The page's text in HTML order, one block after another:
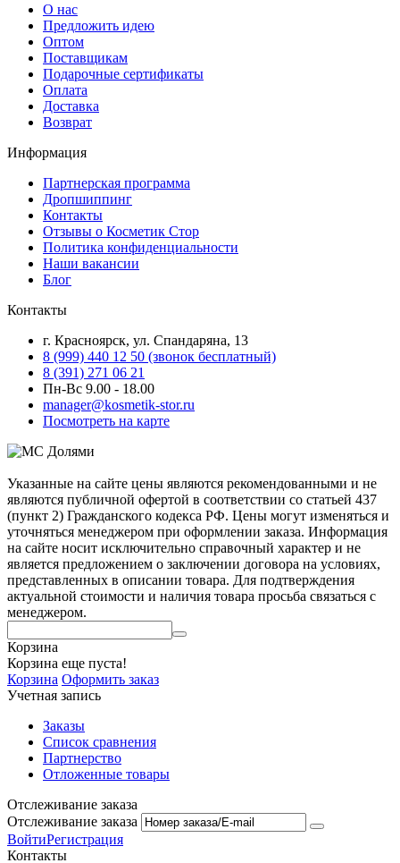
О нас
Предложить идею
Оптом
Поставщикам
Подарочные сертификаты
Оплата
Доставка
Возврат
Информация
Партнерская программа
Дропшиппинг
Контакты
Отзывы о Косметик Стор
Политика конфиденциальности
Наши вакансии
Блог
Контакты
г. Красноярск, ул. Спандаряна, 13
8 (999) 440 12 50 (звонок бесплатный)
8 (391) 271 06 21
Пн-Вс 9.00 - 18.00
manager@kosmetik-stor.ru
Посмотреть на карте
Указанные на сайте цены являются рекомендованными и не
являются публичной офертой в соответствии со статьей 437
(пункт 2) Гражданского кодекса РФ. Цены могут изменяться и
уточняться менеджером при оформлении заказа. Информация
на сайте носит исключительно справочный характер и не
является предложением о заключении договора на условиях,
представленных в описании товара. Для подтверждения
актуальной стоимости и наличия товара просьба связаться с
менеджером.
Корзина
Корзина еще пуста!
Корзина Оформить заказ
Учетная запись
Заказы
Список сравнения
Партнерство
Отложенные товары
Отслеживание заказа
Отслеживание заказа
ВойтиРегистрация
Контакты